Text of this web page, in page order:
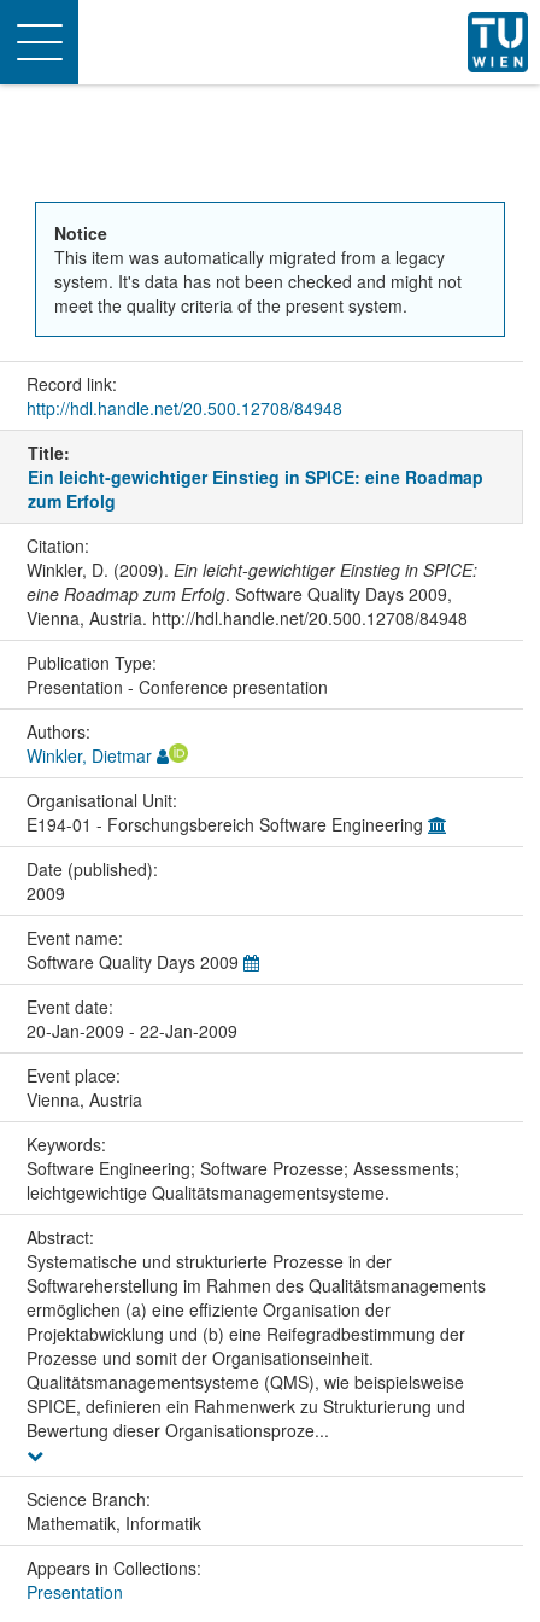
Toggle
navigation
Notice
This item was automatically migrated from a legacy
system. It's data has not been checked and might not
meet the quality criteria of the present system.
Record link:
http://hdl.handle.net/20.500.12708/84948
Title:
Ein leicht-gewichtiger Einstieg in SPICE: eine Roadmap
zum Erfolg
Citation:
Winkler, D. (2009). Ein leicht-gewichtiger Einstieg in SPICE:
eine Roadmap zum Erfolg. Software Quality Days 2009,
Vienna, Austria. http://hdl.handle.net/20.500.12708/84948
Publication Type:
Presentation - Conference presentation
Authors:
Winkler, Dietmar
Organisational Unit:
E194-01 - Forschungsbereich Software Engineering
Date (published):
2009
Event name:
Software Quality Days 2009
Event date:
20-Jan-2009 - 22-Jan-2009
Event place:
Vienna, Austria
Keywords:
Software Engineering; Software Prozesse; Assessments;
leichtgewichtige Qualitätsmanagementsysteme.
Abstract:
Systematische und strukturierte Prozesse in der
Softwareherstellung im Rahmen des Qualitätsmanagements
ermöglichen (a) eine effiziente Organisation der
Projektabwicklung und (b) eine Reifegradbestimmung der
Prozesse und somit der Organisationseinheit.
Qualitätsmanagementsysteme (QMS), wie beispielsweise
SPICE, definieren ein Rahmenwerk zu Strukturierung und
Bewertung dieser Organisationsproze...
Science Branch:
Mathematik, Informatik
Appears in Collections:
Presentation